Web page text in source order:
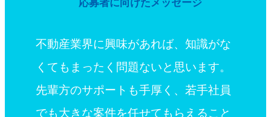
応募者に向けたメッセージ
不動産業界に興味があれば、知識がな
くてもまったく問題ないと思います。
先輩方のサポートも手厚く、若手社員
でも大きな案件を任せてもらえること